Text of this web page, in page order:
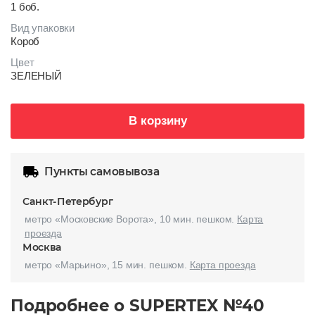
1 боб.
Вид упаковки
Короб
Цвет
ЗЕЛЕНЫЙ
В корзину
Пункты самовывоза
Санкт-Петербург
метро «Московские Ворота», 10 мин. пешком. Карта
проезда
Москва
метро «Марьино», 15 мин. пешком. Карта проезда
Подробнее о SUPERTEX №40